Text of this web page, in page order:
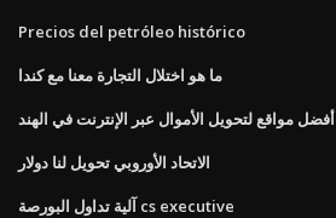
Precios del petróleo histórico
ما هو اختلال التجارة معنا مع كندا
أفضل مواقع لتحويل الأموال عبر الإنترنت في الهند
الاتحاد الأوروبي تحويل لنا دولار
آلية تداول البورصة cs executive